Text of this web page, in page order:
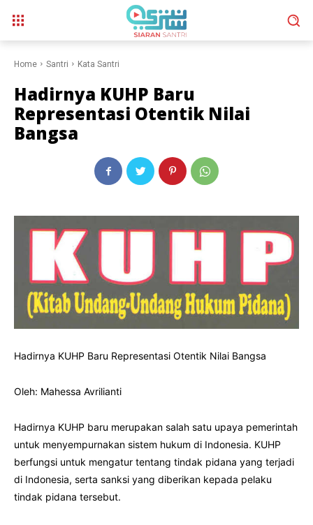
Home Santri Kata Santri
Hadirnya KUHP Baru
Representasi Otentik Nilai
Bangsa
Hadirnya KUHP Baru Representasi Otentik Nilai Bangsa
Oleh: Mahessa Avrilianti
Hadirnya KUHP baru merupakan salah satu upaya pemerintah
untuk menyempurnakan sistem hukum di Indonesia. KUHP
berfungsi untuk mengatur tentang tindak pidana yang terjadi
di Indonesia, serta sanksi yang diberikan kepada pelaku
tindak pidana tersebut.